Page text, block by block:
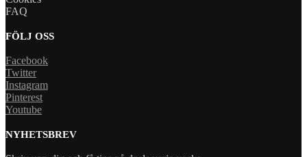
FAQ
FÖLJ OSS
Facebook
Twitter
Instagram
Pinterest
Youtube
NYHETSBREV